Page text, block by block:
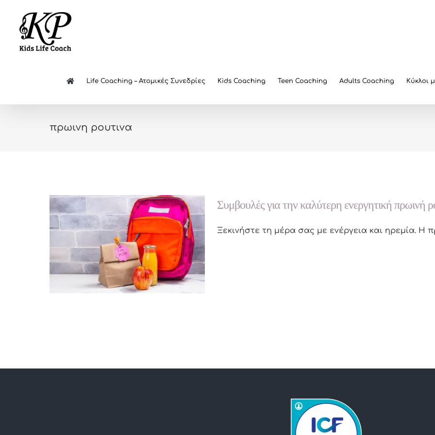
content
Life Coaching – Ατομικές Συνεδρίες Kids Coaching Teen Coaching Adults Coaching Κύκλοι
πρωινη ρουτινα
Συμβουλές για την καλύτερη ενεργητική πρωινή
Ξεκινήστε τη μέρα σας με ενέργεια και ηρεμία. Η